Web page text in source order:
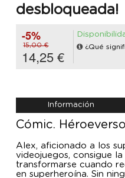
desbloqueada!
-5%
15,00 €
14,25 €
¿Qué
Información
Cómic. Héroeverso
Alex, aficionado a los
videojuegos, consigue
transformarse cuando
en superheroína. Sin